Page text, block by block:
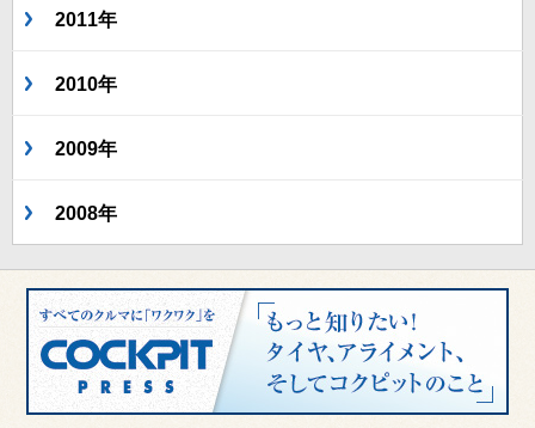
2011年
2010年
2009年
2008年